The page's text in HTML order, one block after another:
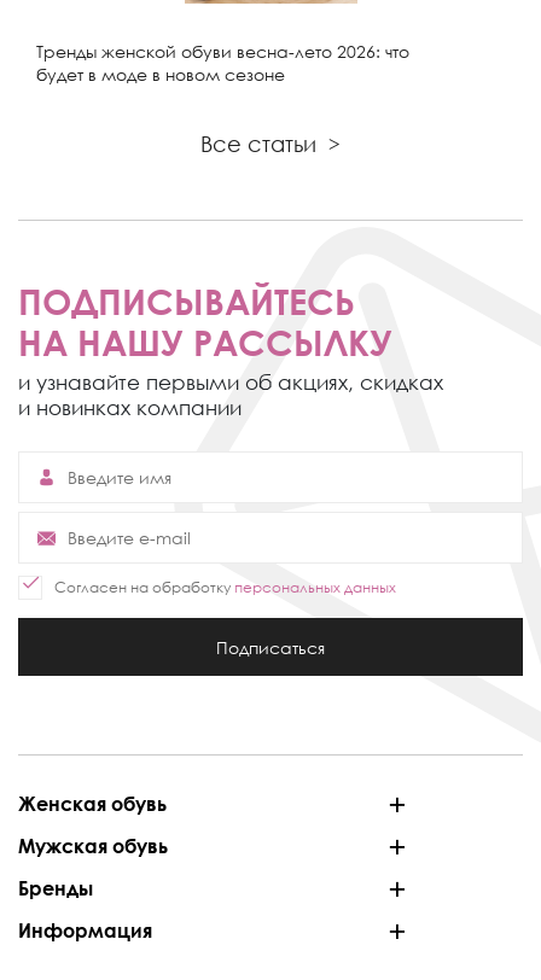
Тренды женской обуви весна-лето 2026: что
будет в моде в новом сезоне
Все статьи >
ПОДПИСЫВАЙТЕСЬ
НА НАШУ РАССЫЛКУ
и узнавайте первыми об акциях, скидках
и новинках компании
Согласен на обработку персональных данных
Подписаться
Женская обувь
Мужская обувь
Бренды
Информация